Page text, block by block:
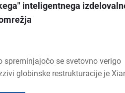
inteligentnega
spreminjajočo se svetovno verigo
globinske restrukturacije je